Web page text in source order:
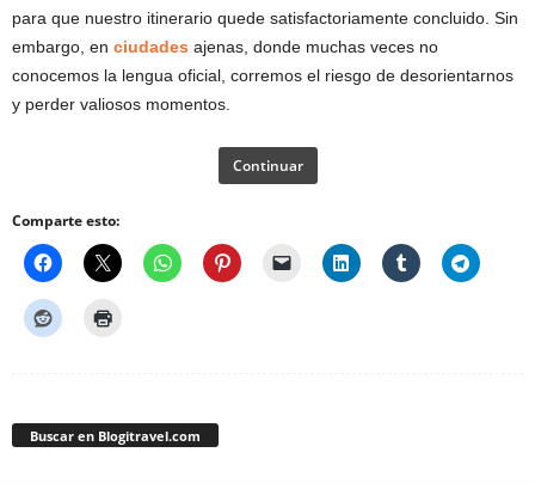
para que nuestro itinerario quede satisfactoriamente concluido. Sin
embargo, en ciudades ajenas, donde muchas veces no
conocemos la lengua oficial, corremos el riesgo de desorientarnos
y perder valiosos momentos.
Continuar
Comparte esto:
Buscar en Blogitravel.com